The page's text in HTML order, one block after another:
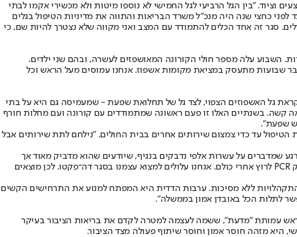
"בין הגל הרביעי לגל החמישי לא נוספו מיטות ולא מכשירי אקמו לבתי
לפני כחצי שנה היה מנכ"ל משרד הבריאות והתווה את מדיניות הטיפול בגלים
סגר זה אחד הכלים להתמודד עם המצב ואני מקווה שלא נצטרך להיות שם, כי
השבוע עלה מספר חולי הקורונה המאושפזים לעשרה, ובהם שני ילדים.
שפעת ועוד, אני כבר שבועות מתעסק במציאת מקומות אשפוז. אנחנו עמוסים מעל הראש וכל
גל האשפוזים הצפוי, לצד גל של תחלואת שפעת - שמעמיסה גם היא על בתי
קשה. בשנתיים האלו זו פעם ראשונה שמתמודדים עם קורונה ועם מחלות חורף
שפעת".
עד כדי צמצום שירותים אחרים בבית החולים. "נילחם לתת שירותים אבל
שמדברים על עשרות אלפי נדבקים בנגיף, שיודעים שהוא מדביק מאוד אך
החיסון מגן מפניו, כבר אין משמעות לקטיעת שרשראות הדבקה. איך אני יכול לקטוע שרשרת ולתחקר אלפי אנשים? זה לא ממשי. גם אין מספיק PCR לרוץ אחרי כולם. אנחנו עלולים למצוא עצמנו בסגר דה־פקטו. לכן מוצאים
ללא מסיכות. ערבות הדדית היא המפתח למנוע את התרחישים הקשים
לתלות הכל באובדן אמון בממשלה".
עמותת "מדעת", ששמה לעצמה למטרה לקדם את בריאות הציבור בעיקר
היא מזהה חוסר אמון וחוסר שיתוף פעולה מצד הציבור.